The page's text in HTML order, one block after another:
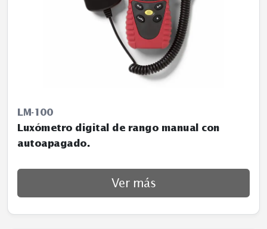
LM-100
Luxómetro digital de rango manual con
autoapagado.
Ver más